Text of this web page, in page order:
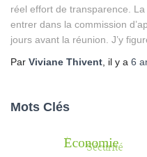
réel effort de transparence.
entrer dans la commission
jours avant la réunion. J’y
Par Viviane Thivent , il y a 6
Mots Clés